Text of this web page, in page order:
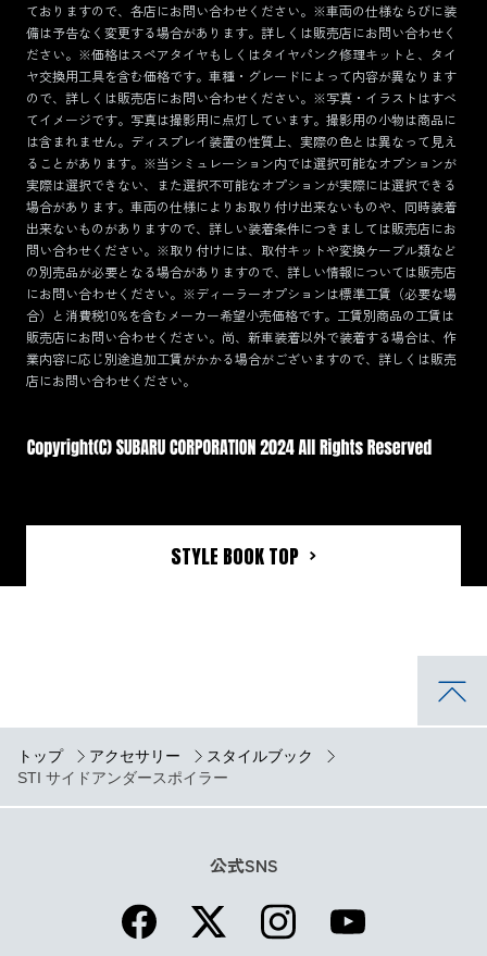
ておりますので、各店にお問い合わせください。※車両の仕様ならびに装
備は予告なく変更する場合があります。詳しくは販売店にお問い合わせく
ださい。※価格はスペアタイヤもしくはタイヤパンク修理キットと、タイ
ヤ交換用工具を含む価格です。車種・グレードによって内容が異なります
ので、詳しくは販売店にお問い合わせください。※写真・イラストはすべ
てイメージです。写真は撮影用に点灯しています。撮影用の小物は商品に
は含まれません。ディスプレイ装置の性質上、実際の色とは異なって見え
ることがあります。※当シミュレーション内では選択可能なオプションが
実際は選択できない、また選択不可能なオプションが実際には選択できる
場合があります。車両の仕様によりお取り付け出来ないものや、同時装着
出来ないものがありますので、詳しい装着条件につきましては販売店にお
問い合わせください。※取り付けには、取付キットや変換ケーブル類など
の別売品が必要となる場合がありますので、詳しい情報については販売店
にお問い合わせください。※ディーラーオプションは標準工賃（必要な場
合）と消費税10%を含むメーカー希望小売価格です。工賃別商品の工賃は
販売店にお問い合わせください。尚、新車装着以外で装着する場合は、作
業内容に応じ別途追加工賃がかかる場合がございますので、詳しくは販売
店にお問い合わせください。
STYLE BOOK TOP
トップ アクセサリー
スタイルブック
STI サイドアンダースポイラー
公式SNS